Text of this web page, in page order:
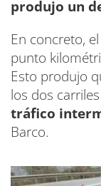
produjo un
En concreto,
punto
Esto produjo
los dos
tráfico
Barco.